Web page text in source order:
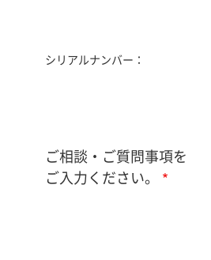
シリアルナンバー：
ご相談・ご質問事項を
ご入力ください。